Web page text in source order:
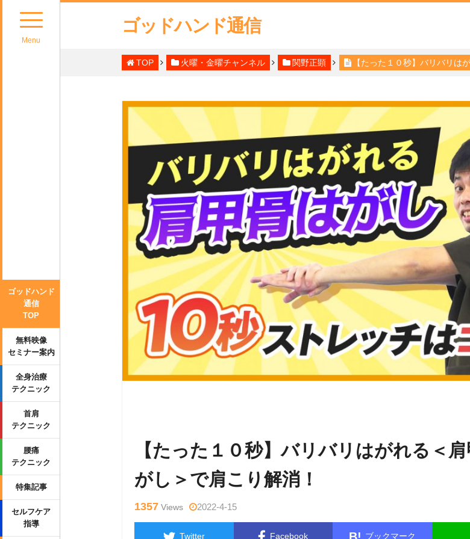
Menu
ゴッドハンド
通信
TOP
無料映像
セミナー案内
全身治療
テクニック
首肩
テクニック
腰痛
テクニック
特集記事
セルフケア
指導
ゴッドハンド通信
TOP 火曜・金曜チャンネル 関野正顕 【たった１０秒】バリバリは
【たった１０秒】バリバリはがれる＜
がし＞で肩こり解消！
1357 Views 2022-4-15
Twitter Facebook ブックマーク